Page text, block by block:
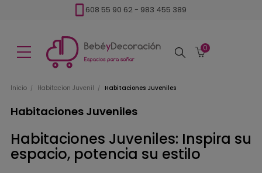
608 55 90 62 - 983 455 389
Buscar
0
Inicio Habitacion Juvenil Habitaciones Juveniles
Habitaciones Juveniles
Habitaciones Juveniles: Inspira su
espacio, potencia su estilo